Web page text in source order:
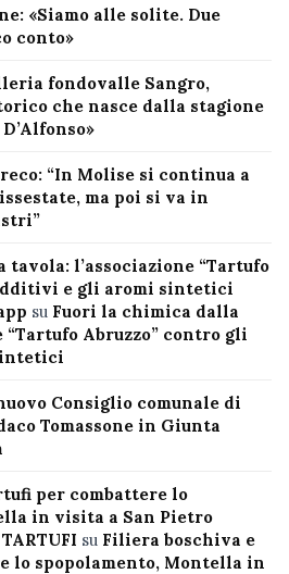
«Siamo alle solite. Due
conto»
fondovalle Sangro,
che nasce dalla stagione
“In Molise si continua a
ma poi si va in
l’associazione “Tartufo
e gli aromi sintetici
su Fuori la chimica dalla
“Tartufo Abruzzo” contro gli
Consiglio comunale di
Tomassone in Giunta
per combattere lo
in visita a San Pietro
su Filiera boschiva e
lo spopolamento, Montella in